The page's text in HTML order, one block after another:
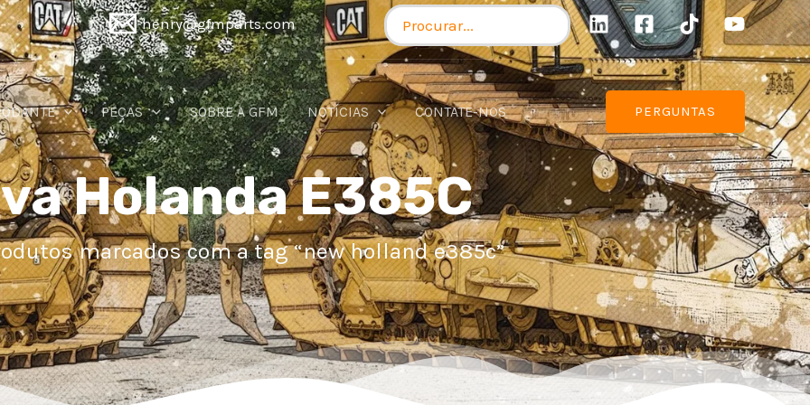
henry@gfmparts.com Procurador:
PEÇAS SOBRE A GFM NOTÍCIAS CONTATE-NOS PERGUNTAS
Holanda E385C
marcados com a tag “new holland e385c”